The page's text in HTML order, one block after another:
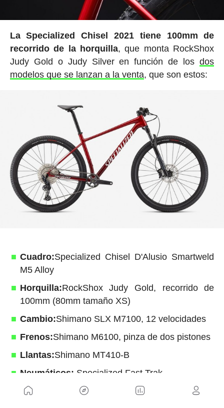
La Specialized Chisel 2021 tiene 100mm de
recorrido de la horquilla, que monta RockShox
Judy Gold o Judy Silver en función de losdos
modelos que se lanzan a la venta, que son estos:
Cuadro:Specialized Chisel D'Alusio Smartweld
M5 Alloy
Horquilla:RockShox Judy Gold, recorrido de
100mm (80mm tamaño XS)
Cambio:Shimano SLX M7100, 12 velocidades
Frenos:Shimano M6100, pinza de dos pistones
Llantas:Shimano MT410-B
Neumáticos: Specialized Fast Trak
Tallas:
XS, S, M, L, XL